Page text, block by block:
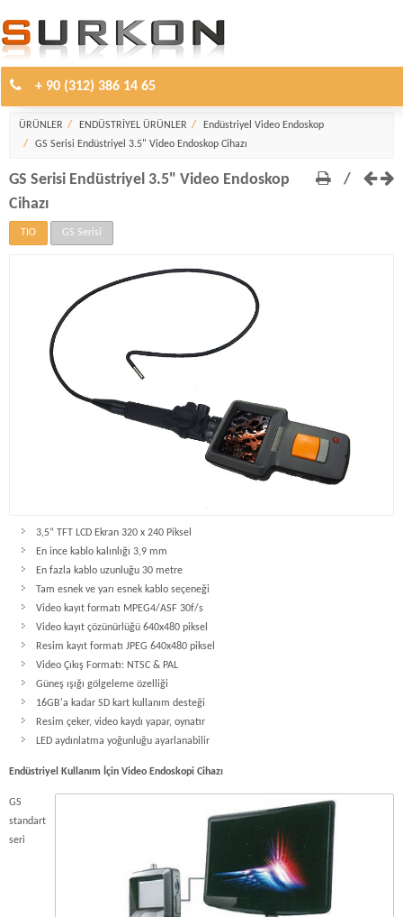
+ 90 (312) 386 14 65
Endüstriyel Video Endoskop
ÜRÜNLER ENDÜSTRİYEL ÜRÜNLER
Endüstriyel Video Endoskop
GS Serisi Endüstriyel 3.5" Video Endoskop Cihazı
/
GS Serisi Endüstriyel 3.5" Video Endoskop
Cihazı
TIO GS Serisi
3,5” TFT LCD Ekran 320 x 240 Piksel
En ince kablo kalınlığı 3,9 mm
En fazla kablo uzunluğu 30 metre
Tam esnek ve yarı esnek kablo seçeneği
Video kayıt formatı MPEG4/ASF 30f/s
Video kayıt çözünürlüğü 640x480 piksel
Resim kayıt formatı JPEG 640x480 piksel
Video Çıkış Formatı: NTSC & PAL
Güneş ışığı gölgeleme özelliği
16GB'a kadar SD kart kullanım desteği
Resim çeker, video kaydı yapar, oynatır
LED aydınlatma yoğunluğu ayarlanabilir
Endüstriyel Kullanım İçin Video Endoskopi Cihazı
GS
standart
seri